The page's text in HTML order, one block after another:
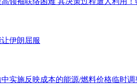
伊朗屈服
实施反映成本的能源/燃料价格临时调